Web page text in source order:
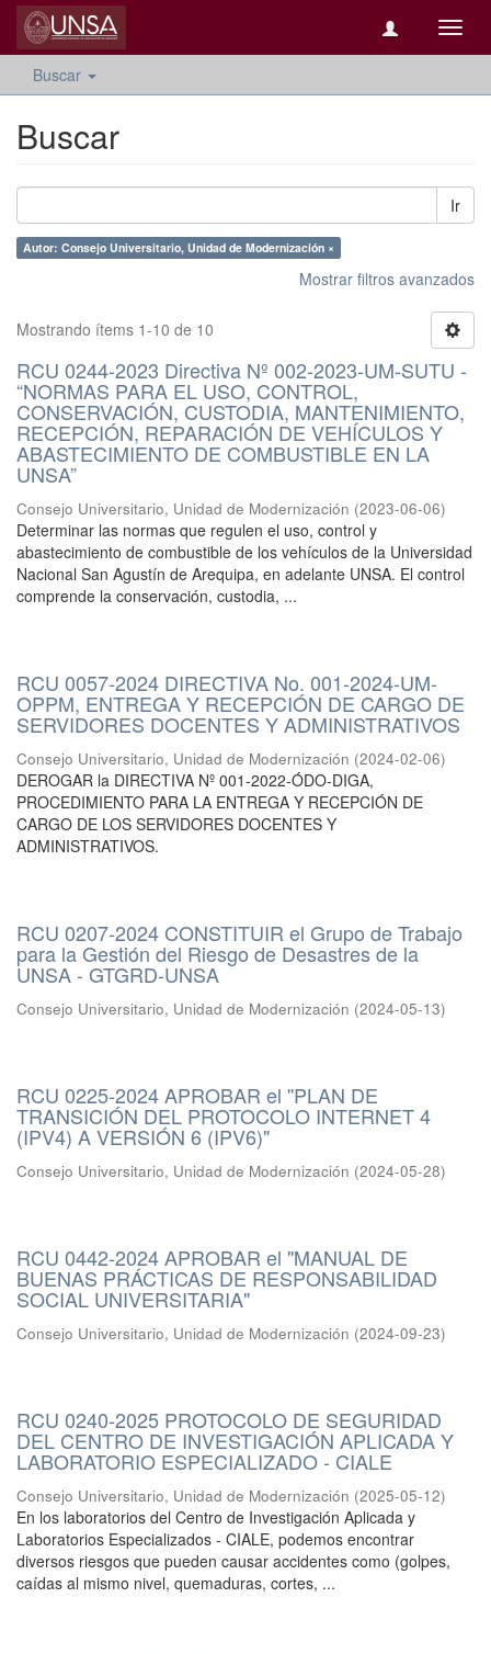
Buscar
Buscar
Ir
Autor: Consejo Universitario, Unidad de Modernización ×
Mostrar filtros avanzados
Mostrando ítems 1-10 de 10
RCU 0244-2023 Directiva Nº 002-2023-UM-SUTU -
“NORMAS PARA EL USO, CONTROL,
CONSERVACIÓN, CUSTODIA, MANTENIMIENTO,
RECEPCIÓN, REPARACIÓN DE VEHÍCULOS Y
ABASTECIMIENTO DE COMBUSTIBLE EN LA
UNSA”
Consejo Universitario, Unidad de Modernización (2023-06-06)
Determinar las normas que regulen el uso, control y
abastecimiento de combustible de los vehículos de la Universidad
Nacional San Agustín de Arequipa, en adelante UNSA. El control
comprende la conservación, custodia, ...
RCU 0057-2024 DIRECTIVA No. 001-2024-UM-
OPPM, ENTREGA Y RECEPCIÓN DE CARGO DE
SERVIDORES DOCENTES Y ADMINISTRATIVOS
Consejo Universitario, Unidad de Modernización (2024-02-06)
DEROGAR la DIRECTIVA Nº 001-2022-ÓDO-DIGA,
PROCEDIMIENTO PARA LA ENTREGA Y RECEPCIÓN DE
CARGO DE LOS SERVIDORES DOCENTES Y
ADMINISTRATIVOS.
RCU 0207-2024 CONSTITUIR el Grupo de Trabajo
para la Gestión del Riesgo de Desastres de la
UNSA - GTGRD-UNSA
Consejo Universitario, Unidad de Modernización (2024-05-13)
RCU 0225-2024 APROBAR el ''PLAN DE
TRANSICIÓN DEL PROTOCOLO INTERNET 4
(IPV4) A VERSIÓN 6 (IPV6)"
Consejo Universitario, Unidad de Modernización (2024-05-28)
RCU 0442-2024 APROBAR el "MANUAL DE
BUENAS PRÁCTICAS DE RESPONSABILIDAD
SOCIAL UNIVERSITARIA"
Consejo Universitario, Unidad de Modernización (2024-09-23)
RCU 0240-2025 PROTOCOLO DE SEGURIDAD
DEL CENTRO DE INVESTIGACIÓN APLICADA Y
LABORATORIO ESPECIALIZADO - CIALE
Consejo Universitario, Unidad de Modernización (2025-05-12)
En los laboratorios del Centro de Investigación Aplicada y
Laboratorios Especializados - CIALE, podemos encontrar
diversos riesgos que pueden causar accidentes como (golpes,
caídas al mismo nivel, quemaduras, cortes, ...